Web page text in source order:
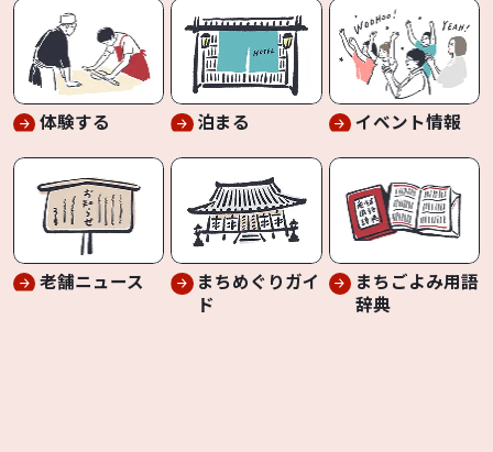
体験する 泊まる イベント情報
老舗ニュース
まちめぐりガイ
ド
まちごよみ用語
辞典